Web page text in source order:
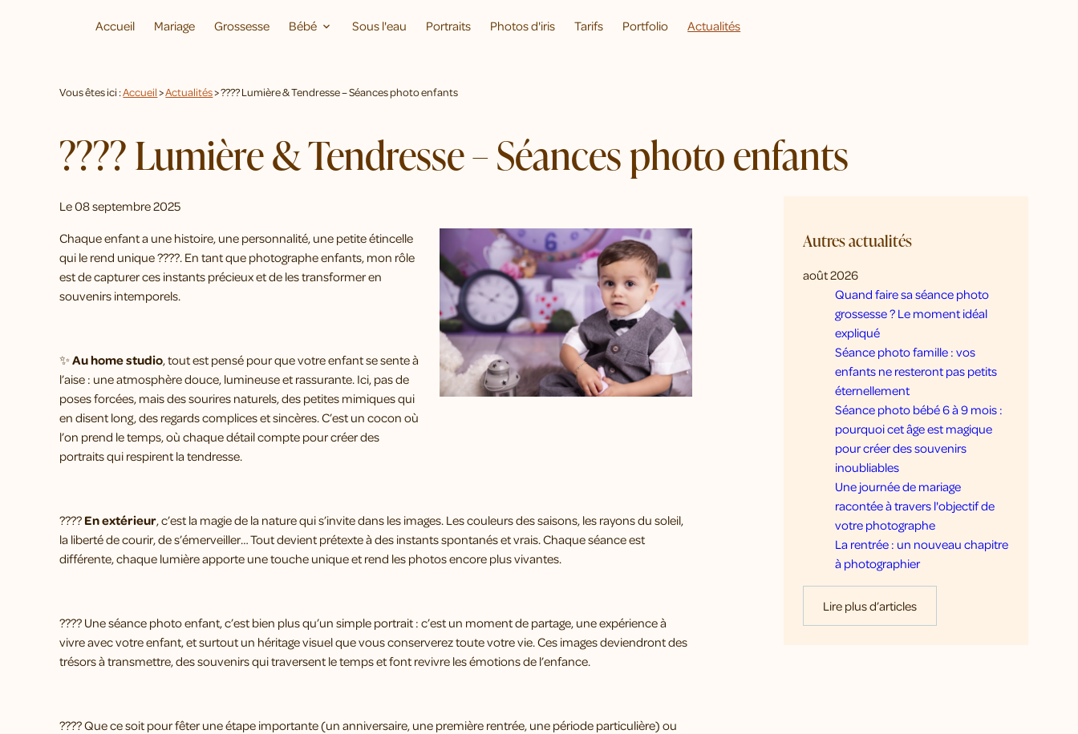
Accueil Mariage Grossesse Bébé Sous l'eau Portraits Photos d'iris Tarifs Portfolio Actualités
Vous êtes ici :Accueil>Actualités> ???? Lumière & Tendresse – Séances photo enfants
???? Lumière & Tendresse – Séances photo enfants
Le08 septembre 2025
Chaque enfant a une histoire, une personnalité, une petite étincelle
qui le rend unique ????. En tant que photographe enfants, mon rôle
est de capturer ces instants précieux et de les transformer en
souvenirs intemporels.
✨Au home studio, tout est pensé pour que votre enfant se sente à
l’aise : une atmosphère douce, lumineuse et rassurante. Ici, pas de
poses forcées, mais des sourires naturels, des petites mimiques qui
en disent long, des regards complices et sincères. C’est un cocon où
l’on prend le temps, où chaque détail compte pour créer des
portraits qui respirent la tendresse.
???? En extérieur, c’est la magie de la nature qui s’invite dans les images. Les couleurs des saisons, les rayons du soleil,
la liberté de courir, de s’émerveiller… Tout devient prétexte à des instants spontanés et vrais. Chaque séance est
différente, chaque lumière apporte une touche unique et rend les photos encore plus vivantes.
???? Une séance photo enfant, c’est bien plus qu’un simple portrait : c’est un moment de partage, une expérience à
vivre avec votre enfant, et surtout un héritage visuel que vous conserverez toute votre vie. Ces images deviendront des
trésors à transmettre, des souvenirs qui traversent le temps et font revivre les émotions de l’enfance.
???? Que ce soit pour fêter une étape importante (un anniversaire, une première rentrée, une période particulière) ou
Autres actualités
août 2026
Quand faire sa séance photo
grossesse ? Le moment idéal
expliqué
Séance photo famille : vos
enfants ne resteront pas petits
éternellement
Séance photo bébé 6 à 9 mois :
pourquoi cet âge est magique
pour créer des souvenirs
inoubliables
Une journée de mariage
racontée à travers l'objectif de
votre photographe
La rentrée : un nouveau chapitre
à photographier
Lire plus d’articles